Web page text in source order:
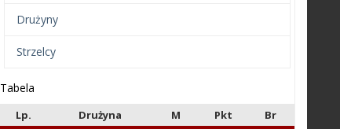
Drużyny
Strzelcy
Tabela
Lp. Drużyna M Pkt
Br